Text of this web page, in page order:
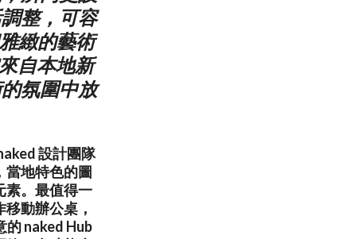
整，可容
緻的藝術
自本地新
氛圍中放
設計團隊
當地特色的圖
素。最值得一
動辦公桌，
naked Hub